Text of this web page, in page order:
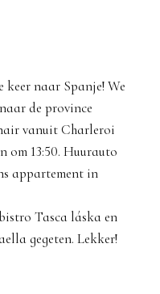
keer naar Spanje! We
de province
vanuit Charleroi
om 13:50. Huurauto
appartement in
Tasca láska en
gegeten. Lekker!